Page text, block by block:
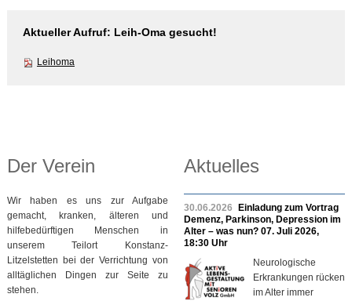
Aktueller Aufruf: Leih-Oma gesucht!
Leihoma
Der Verein
Wir haben es uns zur Aufgabe
gemacht, kranken, älteren und
hilfebedürftigen Menschen in
unserem Teilort Konstanz-
Litzelstetten bei der Verrichtung von
alltäglichen Dingen zur Seite zu
stehen.
Aktuelles
30.06.2026
Einladung zum Vortrag
Demenz, Parkinson, Depression im
Alter – was nun? 07. Juli 2026,
18:30 Uhr
Neurologische
Erkrankungen rücken
im Alter immer